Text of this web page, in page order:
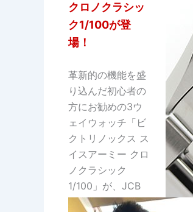
クロノクラシッ
ク1/100が登
場！
革新的の機能を盛
り込んだ初心者の
方にお勧めの3ウ
ェイウォッチ「ビ
クトリノックス ス
イスアーミー クロ
ノクラシック
1/100」が、JCB